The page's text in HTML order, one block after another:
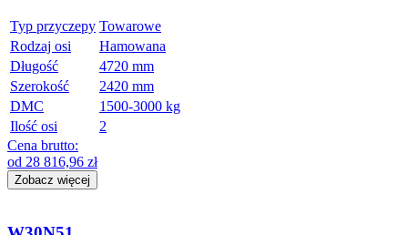
Typ przyczepy Towarowe
Rodzaj osi
Hamowana
Długość
4720 mm
Szerokość
2420 mm
DMC
1500-3000 kg
Ilość osi
2
Cena brutto:
od 28 816,96 zł
Zobacz więcej